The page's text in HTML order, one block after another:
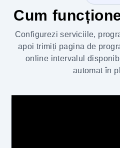
Cum
Configurezi serviciile,
apoi trimiți pagina de
online intervalul
automat în